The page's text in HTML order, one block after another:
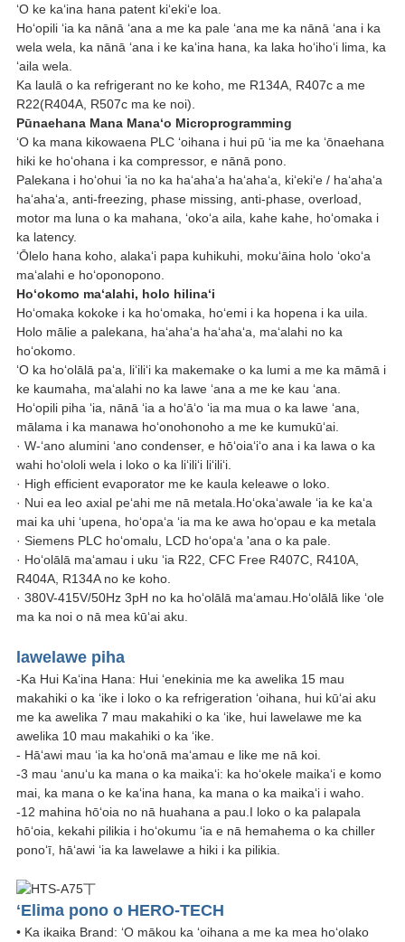
ʻO ke kaʻina hana patent kiʻekiʻe loa.
Hoʻopili ʻia ka nānā ʻana a me ka pale ʻana me ka nānā ʻana i ka
wela wela, ka nānā ʻana i ke kaʻina hana, ka laka hoʻihoʻi lima, ka
ʻaila wela.
Ka laulā o ka refrigerant no ke koho, me R134A, R407c a me
R22(R404A, R507c ma ke noi).
Pūnaehana Mana Manaʻo Microprogramming
ʻO ka mana kikowaena PLC ʻoihana i hui pū ʻia me ka ʻōnaehana
hiki ke hoʻohana i ka compressor, e nānā pono.
Palekana i hoʻohui ʻia no ka haʻahaʻa haʻahaʻa, kiʻekiʻe / haʻahaʻa
haʻahaʻa, anti-freezing, phase missing, anti-phase, overload,
motor ma luna o ka mahana, ʻokoʻa aila, kahe kahe, hoʻomaka i
ka latency.
ʻŌlelo hana koho, alakaʻi papa kuhikuhi, mokuʻāina holo ʻokoʻa
maʻalahi e hoʻoponopono.
Hoʻokomo maʻalahi, holo hilinaʻi
Hoʻomaka kokoke i ka hoʻomaka, hoʻemi i ka hopena i ka uila.
Holo mālie a palekana, haʻahaʻa haʻahaʻa, maʻalahi no ka
hoʻokomo.
ʻO ka hoʻolālā paʻa, liʻiliʻi ka makemake o ka lumi a me ka māmā i
ke kaumaha, maʻalahi no ka lawe ʻana a me ke kau ʻana.
Hoʻopili piha ʻia, nānā ʻia a hoʻāʻo ʻia ma mua o ka lawe ʻana,
mālama i ka manawa hoʻonohonoho a me ke kumukūʻai.
· W-ʻano alumini ʻano condenser, e hōʻoiaʻiʻo ana i ka lawa o ka
wahi hoʻololi wela i loko o ka liʻiliʻi liʻiliʻi.
· High efficient evaporator me ke kaula keleawe o loko.
· Nui ea leo axial peʻahi me nā metala.Hoʻokaʻawale ʻia ke kaʻa
mai ka uhi ʻupena, hoʻopaʻa ʻia ma ke awa hoʻopau e ka metala
· Siemens PLC hoʻomalu, LCD hoʻopaʻa 'ana o ka pale.
· Hoʻolālā maʻamau i uku ʻia R22, CFC Free R407C, R410A,
R404A, R134A no ke koho.
· 380V-415V/50Hz 3pH no ka hoʻolālā maʻamau.Hoʻolālā like ʻole
ma ka noi o nā mea kūʻai aku.
lawelawe piha
-Ka Hui Kaʻina Hana: Hui ʻenekinia me ka awelika 15 mau
makahiki o ka ʻike i loko o ka refrigeration ʻoihana, hui kūʻai aku
me ka awelika 7 mau makahiki o ka ʻike, hui lawelawe me ka
awelika 10 mau makahiki o ka ʻike.
- Hāʻawi mau ʻia ka hoʻonā maʻamau e like me nā koi.
-3 mau ʻanuʻu ka mana o ka maikaʻi: ka hoʻokele maikaʻi e komo
mai, ka mana o ke kaʻina hana, ka mana o ka maikaʻi i waho.
-12 mahina hōʻoia no nā huahana a pau.I loko o ka palapala
hōʻoia, kekahi pilikia i hoʻokumu ʻia e nā hemahema o ka chiller
ponoʻī, hāʻawi ʻia ka lawelawe a hiki i ka pilikia.
ʻElima pono o HERO-TECH
• Ka ikaika Brand: ʻO mākou ka ʻoihana a me ka mea hoʻolako